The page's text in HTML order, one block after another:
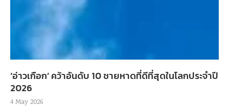
‘อ่าวเกือก’ คว้าอันดับ 10 ชายหาดที่ดีที่สุดในโลกประจำปี
2026
4 May 2026